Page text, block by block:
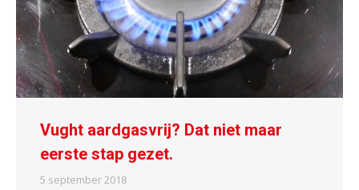
Vught aardgasvrij? Dat niet maar
eerste stap gezet.
5 september 2018